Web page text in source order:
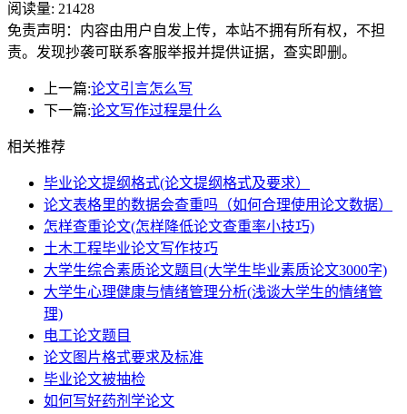
阅读量: 21428
免责声明：内容由用户自发上传，本站不拥有所有权，不担
责。发现抄袭可联系客服举报并提供证据，查实即删。
上一篇:论文引言怎么写
下一篇:论文写作过程是什么
相关推荐
毕业论文提纲格式(论文提纲格式及要求）
论文表格里的数据会查重吗（如何合理使用论文数据）
怎样查重论文(怎样降低论文查重率小技巧)
土木工程毕业论文写作技巧
大学生综合素质论文题目(大学生毕业素质论文3000字)
大学生心理健康与情绪管理分析(浅谈大学生的情绪管
理)
电工论文题目
论文图片格式要求及标准
毕业论文被抽检
如何写好药剂学论文